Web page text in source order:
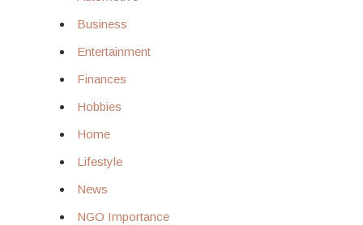
Business
Entertainment
Finances
Hobbies
Home
Lifestyle
News
NGO Importance